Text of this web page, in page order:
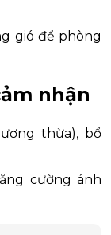
gió để phòng
nhận
thừa), bổ
cường ánh